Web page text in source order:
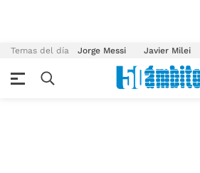
Temas del día Jorge Messi Javier Milei